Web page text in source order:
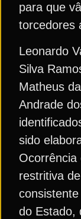
para que
torcedores
Leonardo
Silva
Matheus
Andrade
sido
Ocorrência
restritiva
do Estado,